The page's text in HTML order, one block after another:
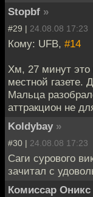
Stopbf »
#29 | 24.08.08 17:23
Кому: UFB, #14
Хм, 27 минут это
местной газете.
Мальца
аттракцион не
Koldybay »
#30 | 24.08.08 17:23
Саги сурового
зачитал с
Комиссар Оникс